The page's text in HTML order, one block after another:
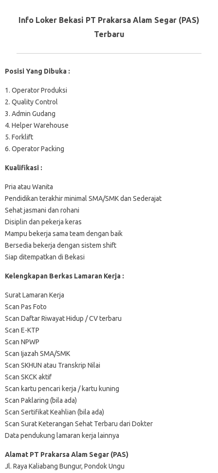
Info Loker Bekasi PT Prakarsa Alam Segar (PAS)
Terbaru
Posisi Yang Dibuka :
1. Operator Produksi
2. Quality Control
3. Admin Gudang
4. Helper Warehouse
5. Forklift
6. Operator Packing
Kualifikasi :
Pria atau Wanita
Pendidikan terakhir minimal SMA/SMK dan Sederajat
Sehat jasmani dan rohani
Disiplin dan pekerja keras
Mampu bekerja sama team dengan baik
Bersedia bekerja dengan sistem shift
Siap ditempatkan di Bekasi
Kelengkapan Berkas Lamaran Kerja :
Surat Lamaran Kerja
Scan Pas Foto
Scan Daftar Riwayat Hidup / CV terbaru
Scan E-KTP
Scan NPWP
Scan Ijazah SMA/SMK
Scan SKHUN atau Transkrip Nilai
Scan SKCK aktif
Scan kartu pencari kerja / kartu kuning
Scan Paklaring (bila ada)
Scan Sertifikat Keahlian (bila ada)
Scan Surat Keterangan Sehat Terbaru dari Dokter
Data pendukung lamaran kerja lainnya
Alamat PT Prakarsa Alam Segar (PAS)
Jl. Raya Kaliabang Bungur, Pondok Ungu